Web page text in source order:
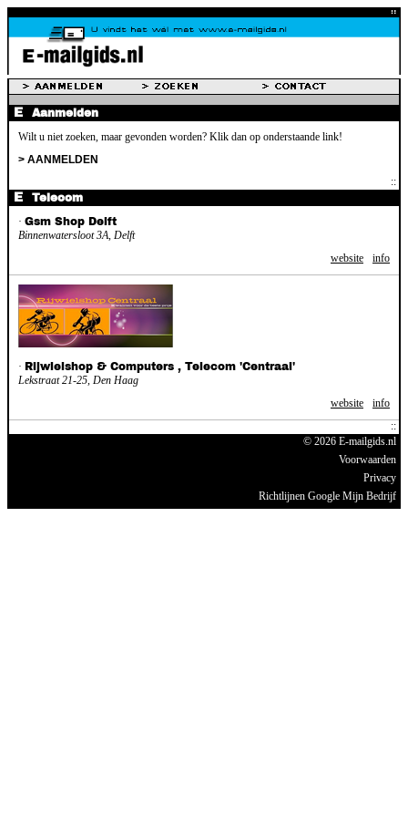
Aanmelden
Wilt u niet zoeken, maar gevonden worden? Klik dan op onderstaande link!
> AANMELDEN
Telecom
· Gsm Shop Delft
Binnenwatersloot 3A, Delft
website
info
· Rijwielshop & Computers , Telecom 'Centraal'
Lekstraat 21-25, Den Haag
website
info
© 2026 E-mailgids.nl
Voorwaarden
Privacy
Richtlijnen Google Mijn Bedrijf